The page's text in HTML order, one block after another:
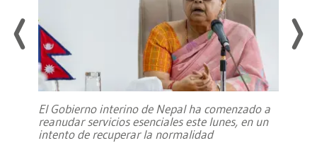
El Gobierno interino de Nepal ha comenzado a
reanudar servicios esenciales este lunes, en un
intento de recuperar la normalidad